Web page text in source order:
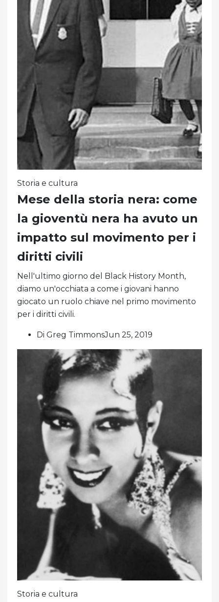
Storia e cultura
Mese della storia nera: come
la gioventù nera ha avuto un
impatto sul movimento per i
diritti civili
Nell'ultimo giorno del Black History Month,
diamo un'occhiata a come i giovani hanno
giocato un ruolo chiave nel primo movimento
per i diritti civili.
Di Greg TimmonsJun 25, 2019
Storia e cultura